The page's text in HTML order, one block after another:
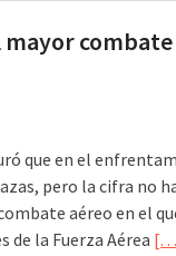
que en el
pero la cifra no
aéreo en el
de la Fuerza Aérea